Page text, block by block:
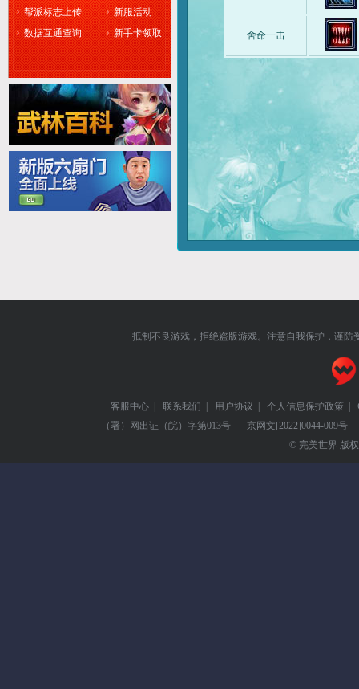
帮派标志上传
新服活动
数据互通查询
新手卡领取 舍命一击
抵制不良游戏，拒绝盗版游戏。注意自我保护，谨防
客服中心 | 联系我们 | 用户协议 | 个人信息保护政策 |
（署）网出证（皖）字第013号
京网文[2022]0044-009号
© 完美世界 版权